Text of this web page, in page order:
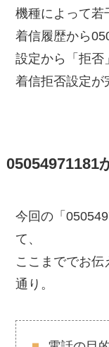
機種によって若
着信履歴から
設定から「拒否
着信拒否設定が
05054971181
今回の「
て、
ここまででお
通り。